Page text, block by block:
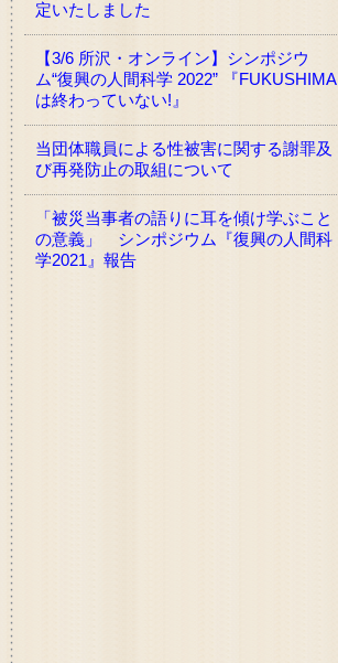
定いたしました
【3/6 所沢・オンライン】シンポジウ
ム“復興の人間科学 2022” 『FUKUSHIMA
は終わっていない!』
当団体職員による性被害に関する謝罪及
び再発防止の取組について
「被災当事者の語りに耳を傾け学ぶこと
の意義」 シンポジウム『復興の人間科
学2021』報告